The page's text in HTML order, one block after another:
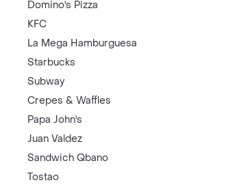
Domino's Pizza
KFC
La Mega Hamburguesa
Starbucks
Subway
Crepes & Waffles
Papa John's
Juan Valdez
Sandwich Qbano
Tostao